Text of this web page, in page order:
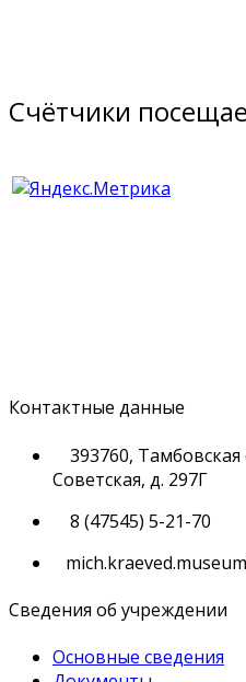
Счётчики
Контактные данные
393760, Тамбовская
Советская, д. 297Г
8 (47545) 5-21-70
Сведения об учреждении
Основные сведения